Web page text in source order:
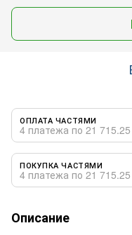
ОПЛАТА ЧАСТЯМИ
4 платежа по 21 715.25
ПОКУПКА ЧАСТЯМИ
4 платежа по 21 715.25
Описание